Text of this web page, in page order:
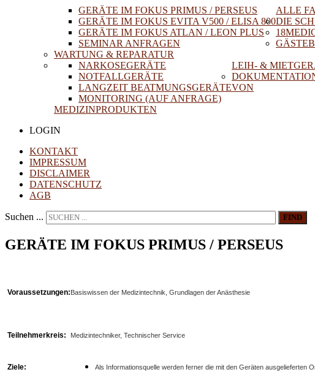
ALLE
GERÄTE IM FOKUS PRIMUS / PERSEUS
GERÄTE IM FOKUS EVITA V500 / ELISA 800
GERÄTE IM FOKUS ATLAN / LEON PLUS
SEMINAR ANFRAGEN
DIE
WARTUNG & REPARATUR
LEIH- &
NARKOSEGERÄTE
NOTFALLGERÄTE
LANGZEIT BEATMUNGSGERÄTE
MONITORING (AUF ANFRAGE)
VON
MEDIZINPRODUKTEN
LOGIN
KONTAKT
IMPRESSUM
DISCLAIMER
DATENSCHUTZ
AGB
Suchen ... FIND
GERÄTE IM FOKUS PRIMUS / PERSEUS
Voraussetzungen:Basiswissen der Medizintechnik, Grundlagen der Anästhesie
Teilnehmerkreis: Medizintechniker, Technischer Service
Ziele:
Als Informationsquelle werden ferner die mit den Geräten ausgelieferten